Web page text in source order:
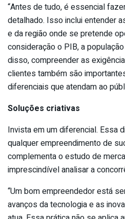
“Antes de tudo, é essencial
detalhado. Isso inclui entender
e da região onde se pretende
consideração o PIB, a
disso, compreender as
clientes também são
diferenciais que atendam ao
Soluções criativas
Invista em um diferencial. Essa
qualquer empreendimento de
complementa o estudo de
imprescindível analisar a
“Um bom empreendedor está
avanços da tecnologia e as